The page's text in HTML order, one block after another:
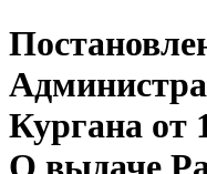
Кургана от